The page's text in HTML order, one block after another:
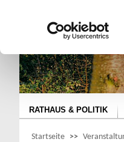
RATHAUS & POLITIK
Startseite >>